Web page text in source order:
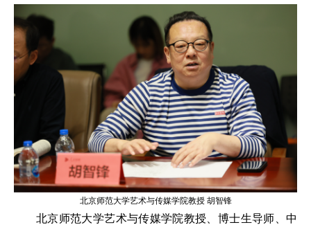
北京师范大学艺术与传媒学院教授 胡智锋
北京师范大学艺术与传媒学院教授、博士生导师、中